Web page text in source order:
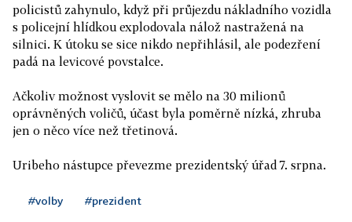
policistů zahynulo, když při průjezdu nákladního vozidla
s policejní hlídkou explodovala nálož nastražená na
silnici. K útoku se sice nikdo nepřihlásil, ale podezření
padá na levicové povstalce.
Ačkoliv možnost vyslovit se mělo na 30 milionů
oprávněných voličů, účast byla poměrně nízká, zhruba
jen o něco více než třetinová.
Uribeho nástupce převezme prezidentský úřad 7. srpna.
#volby #prezident